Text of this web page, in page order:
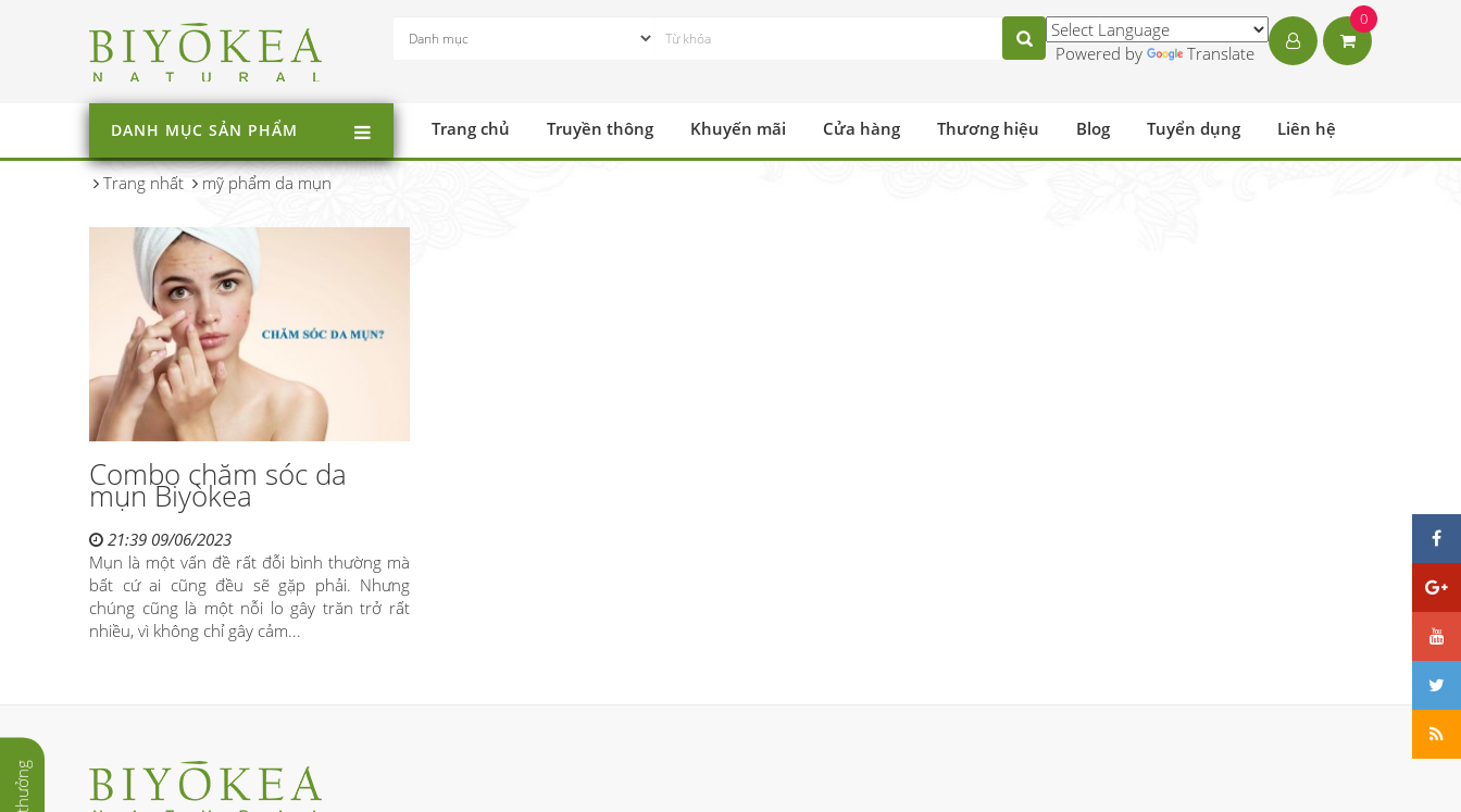
Powered by Translate
0
DANH MỤC SẢN PHẨM Trang chủ Truyền thông Khuyến mãi Cửa hàng Thương hiệu Blog Tuyển dụng Liên hệ
Trang nhất mỹ phẩm da mụn
Combo chăm sóc da
mụn Biyòkea
21:39 09/06/2023
Mụn là một vấn đề rất đỗi bình thường mà
bất cứ ai cũng đều sẽ gặp phải. Nhưng
chúng cũng là một nỗi lo gây trăn trở rất
nhiều, vì không chỉ gây cảm...